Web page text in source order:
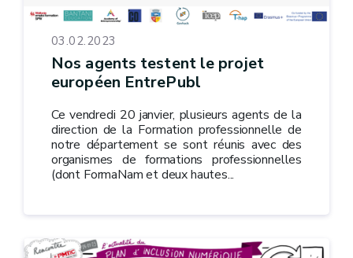
03.02.2023
Nos agents testent le projet
européen EntrePubl
Ce vendredi 20 janvier, plusieurs agents de la
direction de la Formation professionnelle de
notre département se sont réunis avec des
organismes de formations professionnelles
(dont FormaNam et deux hautes...